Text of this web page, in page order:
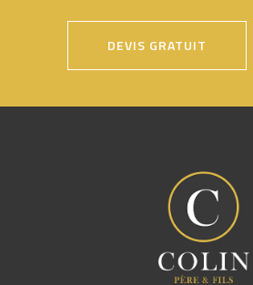
DEVIS GRATUIT